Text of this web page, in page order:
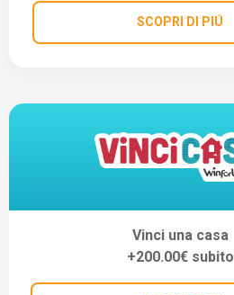
SCOPRI DI PIÚ
Vinci una casa
+200.00€ subito